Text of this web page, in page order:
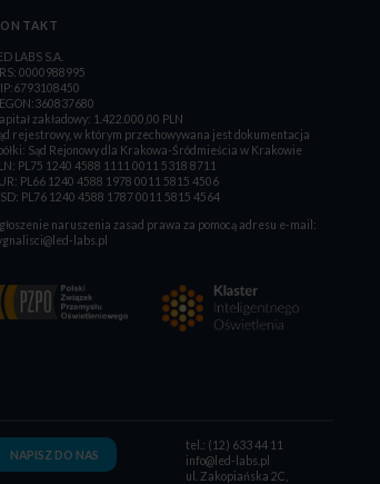
LABS S.A.
0000988995
zakładowy: 1.422.000,00 PLN
rejestrowy, w którym przechowywana jest dokumentacja
Sąd Rejonowy dla Krakowa-Śródmieścia w Krakowie
PL75 1240 4588 1111 0011 5318 8711
PL66 1240 4588 1978 0011 5815 4506
PL76 1240 4588 1787 0011 5815 4564
naruszenia zasad prawa za pomocą adresu e-mail:
labs.pl
NAPISZ DO NAS
tel.: (12) 633 44 11
info@led-labs.pl
ul. Zakopiańska 2C,